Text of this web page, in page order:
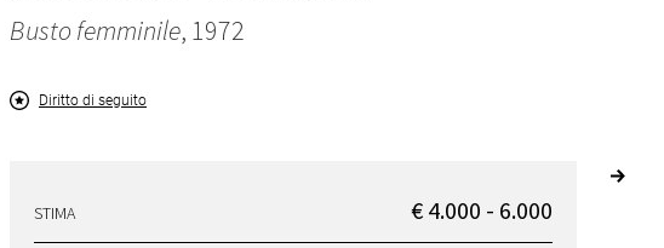
Busto femminile, 1972
Diritto di seguito
STIMA € 4.000 - 6.000